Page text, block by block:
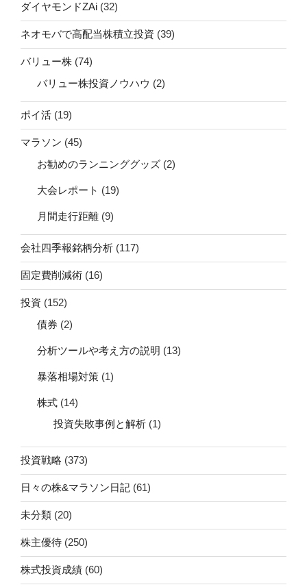
ダイヤモンドZAi (32)
ネオモバで高配当株積立投資 (39)
バリュー株 (74)
バリュー株投資ノウハウ (2)
ポイ活 (19)
マラソン (45)
お勧めのランニンググッズ (2)
大会レポート (19)
月間走行距離 (9)
会社四季報銘柄分析 (117)
固定費削減術 (16)
投資 (152)
債券 (2)
分析ツールや考え方の説明 (13)
暴落相場対策 (1)
株式 (14)
投資失敗事例と解析 (1)
投資戦略 (373)
日々の株&マラソン日記 (61)
未分類 (20)
株主優待 (250)
株式投資成績 (60)